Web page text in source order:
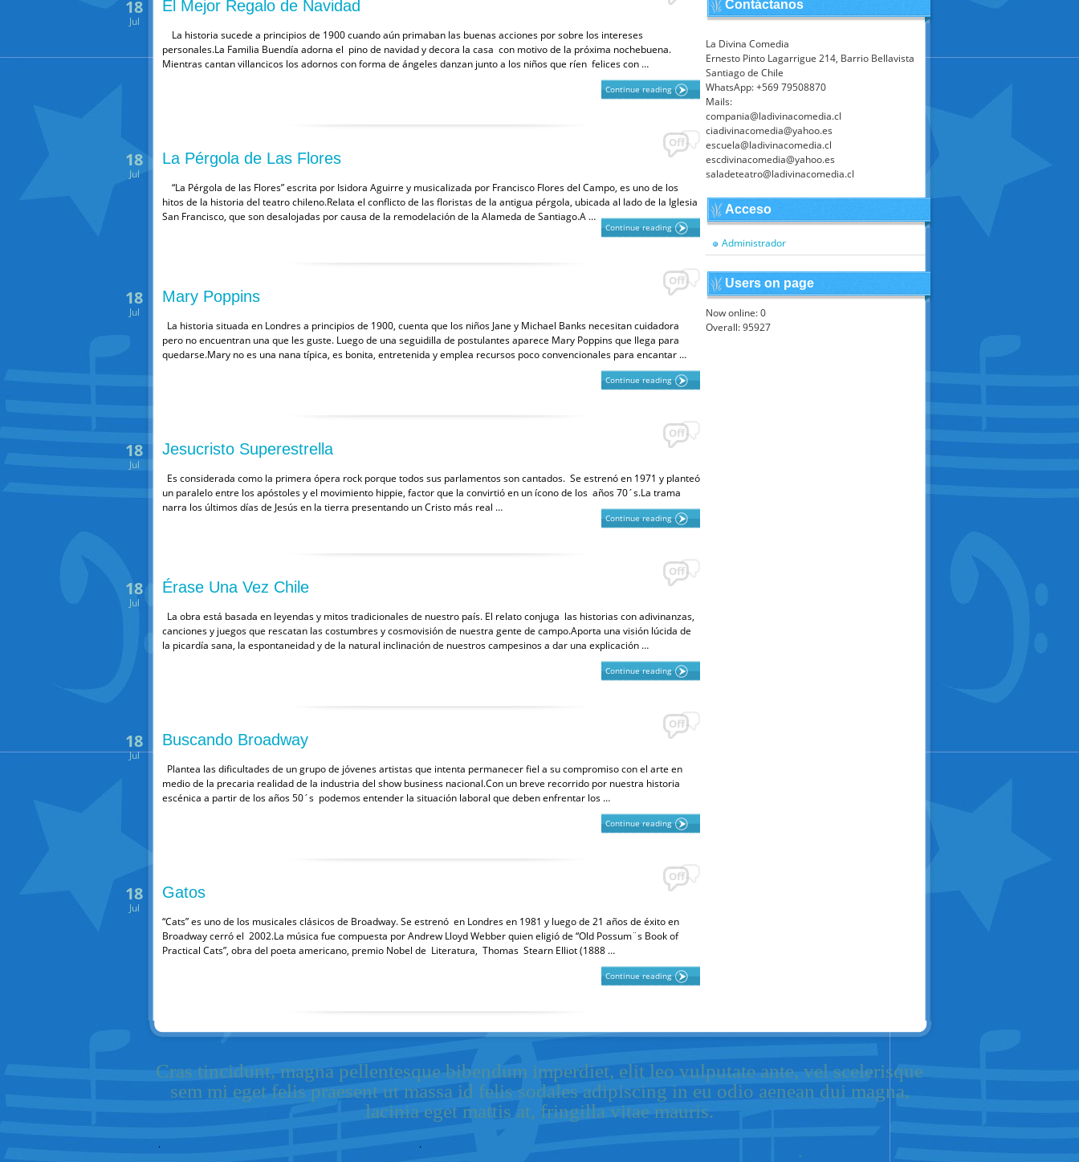
El Mejor Regalo de Navidad
La historia sucede a principios de 1900 cuando aún primaban las buenas acciones por sobre los intereses
personales.La Familia Buendía adorna el pino de navidad y decora la casa con motivo de la próxima nochebuena.
Mientras cantan villancicos los adornos con forma de ángeles danzan junto a los niños que ríen felices con …
Continue reading
18
Jul
La Pérgola de Las Flores
“La Pérgola de las Flores” escrita por Isidora Aguirre y musicalizada por Francisco Flores del Campo, es uno de los
hitos de la historia del teatro chileno.Relata el conflicto de las floristas de la antigua pérgola, ubicada al lado de la Iglesia
San Francisco, que son desalojadas por causa de la remodelación de la Alameda de Santiago.A …
Continue reading
Off
18
Jul
Mary Poppins
La historia situada en Londres a principios de 1900, cuenta que los niños Jane y Michael Banks necesitan cuidadora
pero no encuentran una que les guste. Luego de una seguidilla de postulantes aparece Mary Poppins que llega para
quedarse.Mary no es una nana típica, es bonita, entretenida y emplea recursos poco convencionales para encantar …
Continue reading
Off
18
Jul
Jesucristo Superestrella
Es considerada como la primera ópera rock porque todos sus parlamentos son cantados. Se estrenó en 1971 y planteó
un paralelo entre los apóstoles y el movimiento hippie, factor que la convirtió en un ícono de los años 70´s.La trama
narra los últimos días de Jesús en la tierra presentando un Cristo más real …
Continue reading
Off
18
Jul
Érase Una Vez Chile
La obra está basada en leyendas y mitos tradicionales de nuestro país. El relato conjuga las historias con adivinanzas,
canciones y juegos que rescatan las costumbres y cosmovisión de nuestra gente de campo.Aporta una visión lúcida de
la picardía sana, la espontaneidad y de la natural inclinación de nuestros campesinos a dar una explicación …
Continue reading
Off
18
Jul
Buscando Broadway
Plantea las dificultades de un grupo de jóvenes artistas que intenta permanecer fiel a su compromiso con el arte en
medio de la precaria realidad de la industria del show business nacional.Con un breve recorrido por nuestra historia
escénica a partir de los años 50´s podemos entender la situación laboral que deben enfrentar los …
Continue reading
Off
18
Jul
Gatos
“Cats” es uno de los musicales clásicos de Broadway. Se estrenó en Londres en 1981 y luego de 21 años de éxito en
Broadway cerró el 2002.La música fue compuesta por Andrew Lloyd Webber quien eligió de “Old Possum¨s Book of
Practical Cats”, obra del poeta americano, premio Nobel de Literatura, Thomas Stearn Elliot (1888 …
Continue reading
Off
18
Jul
Contáctanos
La Divina Comedia
Ernesto Pinto Lagarrigue 214, Barrio Bellavista
Santiago de Chile
WhatsApp: +569 79508870
Mails:
compania@ladivinacomedia.cl
ciadivinacomedia@yahoo.es
escuela@ladivinacomedia.cl
escdivinacomedia@yahoo.es
saladeteatro@ladivinacomedia.cl
Acceso
Administrador
Users on page
Now online: 0
Overall: 95927
Cras tincidunt, magna pellentesque bibendum imperdiet, elit leo vulputate ante, vel scelerisque
sem mi eget felis praesent ut massa id felis sodales adipiscing in eu odio aenean dui magna,
lacinia eget mattis at, fringilla vitae mauris.
. . .